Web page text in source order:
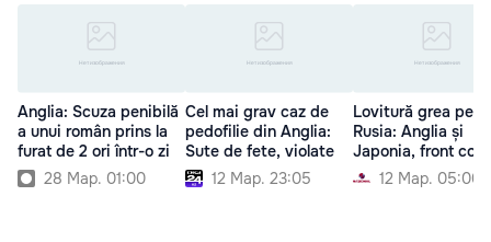
Anglia: Scuza penibilă
a unui român prins la
furat de 2 ori într-o zi
28 Мар. 01:00
Cel mai grav caz de
pedofilie din Anglia:
Sute de fete, violate
12 Мар. 23:05
Lovitură grea
Rusia: Anglia și
Japonia, front
12 Мар. 05:00